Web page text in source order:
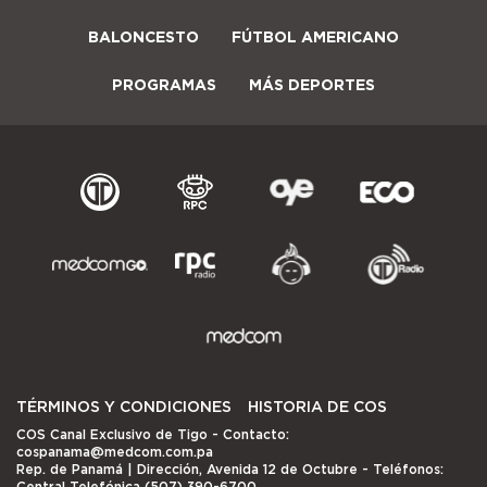
BALONCESTO FÚTBOL AMERICANO
PROGRAMAS MÁS DEPORTES
TÉRMINOS Y CONDICIONES HISTORIA DE COS
COS Canal Exclusivo de Tigo - Contacto:
cospanama@medcom.com.pa
Rep. de Panamá | Dirección, Avenida 12 de Octubre - Teléfonos: